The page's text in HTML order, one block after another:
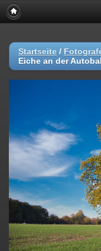
Startseite /
Eiche an der